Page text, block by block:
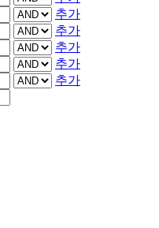
추가
추가
추가
추가
추가